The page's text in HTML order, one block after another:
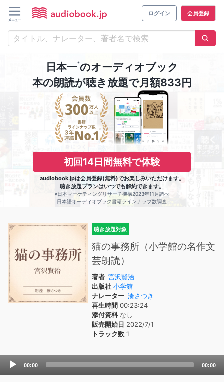
ログイン 会員登録
日本一※のオーディオブック
本の朗読が聴き放題で月額833円
初回14日間無料で体験
audiobook.jpは会員登録(無料)でお楽しみいただけます。
聴き放題プランはいつでも解約できます。
※日本マーケティングリサーチ機構2023年11月調べ
日本語オーディオブック書籍ラインナップ数調査
聴き放題対象
猫の事務所（小学館の名作文
芸朗読）
著者 宮沢賢治
出版社 小学館
ナレーター 湊さつき
再生時間 00:23:24
添付資料なし
販売開始日 2022/7/1
トラック数 1
Audio
00:00 00:00